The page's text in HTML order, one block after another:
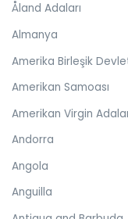
Åland Adaları
Almanya
Amerika Birleşik
Amerikan Samoası
Amerikan Virgin
Andorra
Angola
Anguilla